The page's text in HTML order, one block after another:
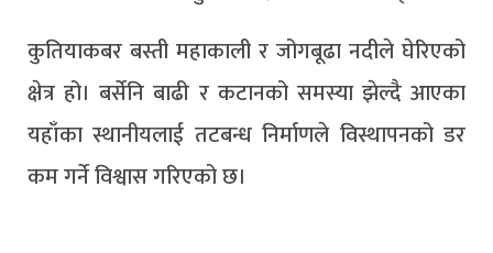
कुतियाकबर बस्ती महाकाली र जोगबूढा नदीले घेरिएको
क्षेत्र हो। बर्सेनि बाढी र कटानको समस्या झेल्दै आएका
यहाँका स्थानीयलाई तटबन्ध निर्माणले विस्थापनको डर
कम गर्ने विश्वास गरिएको छ।